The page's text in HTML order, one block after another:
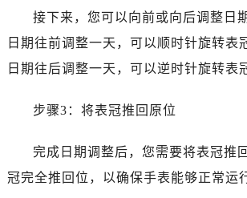
接下来，您可以向前或向后调整日
日期往前调整一天，可以顺时针旋转表
日期往后调整一天，可以逆时针旋转表
步骤3：将表冠推回原位
完成日期调整后，您需要将表冠推
冠完全推回位，以确保手表能够正常运